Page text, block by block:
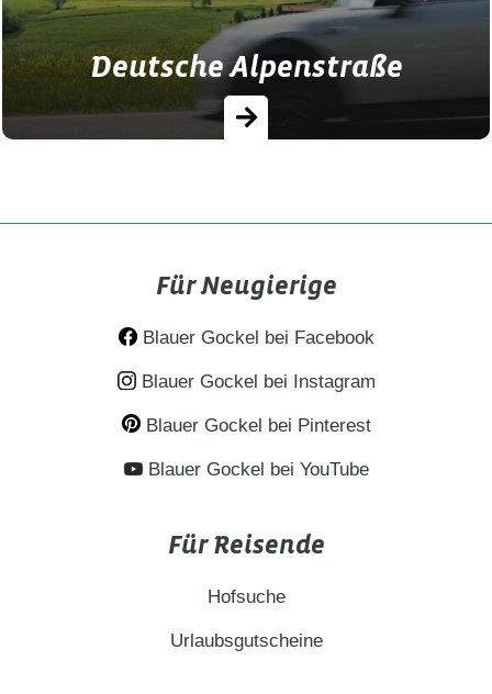
Deutsche Alpenstraße
Übernachten entlang der Deutschen
oder exklusiven Campingstellplätzen.
Für Neugierige
Blauer Gockel bei Facebook
Blauer Gockel bei Instagram
Blauer Gockel bei Pinterest
Blauer Gockel bei YouTube
Für Reisende
Hofsuche
Urlaubsgutscheine